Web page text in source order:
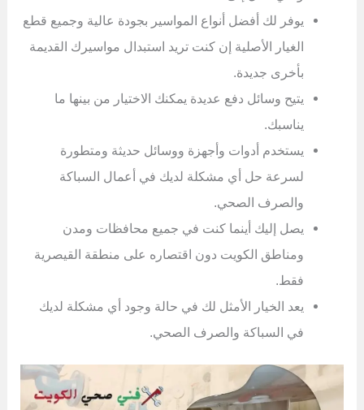
يوفر لك أفضل أنواع المواسير بجودة عالية وجميع قطع
الغيار الأصلية إن كنت تريد استبدال مواسيرك القديمة
بأخرى جديدة.
يتيح وسائل دفع عديدة يمكنك الاختيار من بينها ما
يناسبك.
يستخدم أدوات وأجهزة ووسائل حديثة ومتطورة
لسرعة حل أي مشكلة لديك في أعمال السباكة
والصرف الصحي.
يصل إليك أينما كنت في جميع محافظات ومدن
ومناطق الكويت دون اقتصاره على منطقة القيصرية
فقط.
يعد الخيار الأمثل لك في حالة وجود أي مشكلة لديك
في السباكة والصرف الصحي.